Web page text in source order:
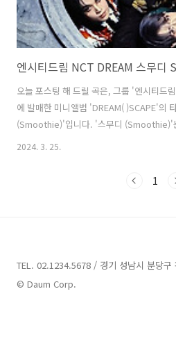
오늘 포스팅 해 드릴 곡은, 그룹 '엔시티드
에 발매한 미니앨범 'DREAM( )SCAPE'의
(Smoothie)'입니다. '스무디 (Smoothie)'
한 후렴구가 중독적이면서 매력적인 힙합
Jay'가 작곡했습니다. 자신을 향한 세상의
2024. 3. 25.
1
TEL. 02.1234.5678 / 경기 성남시 분당구
© Daum Corp.